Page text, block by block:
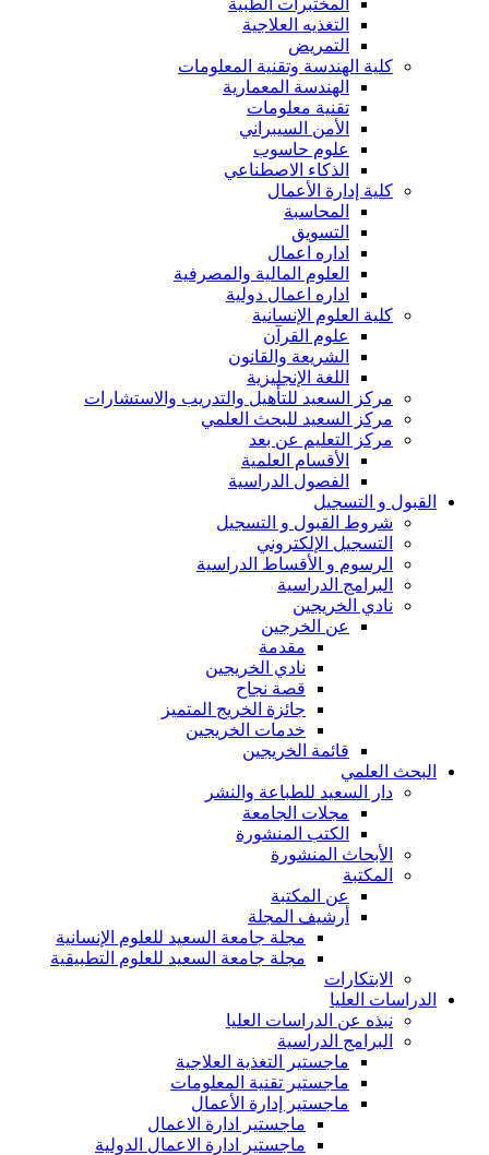
المختبرات الطبية
التغذيه العلاجية
التمريض
كلية الهندسة وتقنية المعلومات
الهندسة المعمارية
تقنية معلومات
الأمن السيبراني
علوم حاسوب
الذكاء الاصطناعي
كلية إدارة الأعمال
المحاسبة
التسويق
اداره اعمال
العلوم المالية والمصرفية
اداره اعمال دولية
كلية العلوم الإنسانية
علوم القرآن
الشريعة والقانون
اللغة الإنجليزية
مركز السعيد للتأهيل والتدريب والاستشارات
مركز السعيد للبحث العلمي
مركز التعليم عن بعد
الأقسام العلمية
الفصول الدراسية
القبول و التسجيل
شروط القبول و التسجيل
التسجيل الإلكتروني
الرسوم و الأقساط الدراسية
البرامج الدراسية
نادي الخريجين
عن الخرجين
مقدمة
نادي الخريجين
قصة نجاح
جائزة الخريج المتميز
خدمات الخريجين
قائمة الخريجين
البحث العلمي
دار السعيد للطباعة والنشر
مجلات الجامعة
الكتب المنشورة
الأبحاث المنشورة
المكتبة
عن المكتبة
أرشيف المجلة
مجلة جامعة السعيد للعلوم الإنسانية
مجلة جامعة السعيد للعلوم التطبيقية
الابتكارات
الدراسات العليا
نبذه عن الدراسات العليا
البرامج الدراسية
ماجستير التغذية العلاجية
ماجستير تقنية المعلومات
ماجستير إدارة الأعمال
ماجستير ادارة الاعمال
ماجستير ادارة الاعمال الدولية